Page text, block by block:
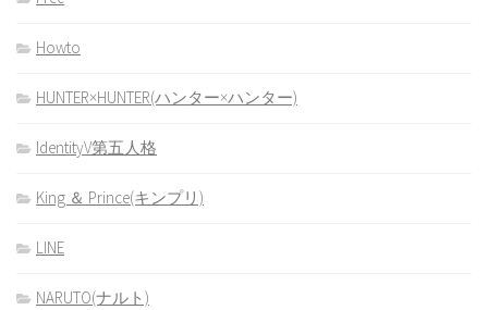
Howto
HUNTER×HUNTER(ハンター×ハンター)
IdentityV第五人格
King ＆ Prince(キンプリ)
LINE
NARUTO(ナルト)